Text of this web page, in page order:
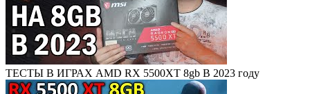
ТЕСТЫ В ИГРАХ AMD RX 5500XT 8gb В 2023 году